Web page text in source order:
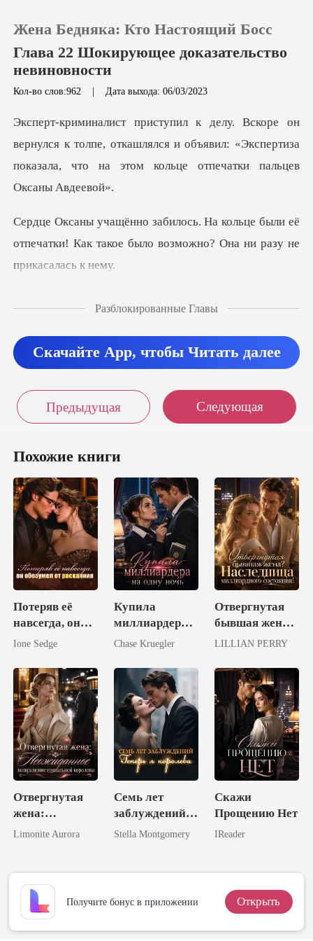
Пополнить
История чтения
Выйти
Скачать приложение
Жена Бедняка: Кто Настоящий Босс
Глава 22 Шокирующее доказательство
невиновности
Кол-во слов:962 | Дата выхода: 06/03/2023
ся к толпе, откашлялся и объявил: «Экспертиза
показала
це были её
отпечатки! Как такое было воз
Разблокированные Главы
Скачайте App, чтобы Читать далее
Предыдущая Следующая
Похожие книги
Потеряв её
навсегда, он
обезумел от
Ione Sedge
Купила
миллиардера
на одну ночь
Chase Kruegler
Отвергнутая
бывшая жена?
Наследница
состояния!
LILLIAN PERRY
Отвергнутая
жена:
Неожиданное
королевы
Limonite Aurora
Семь лет
заблуждений.
Теперь я
Stella Montgomery
Скажи
Прощению Нет
IReader
Получите бонус в приложении Открыть